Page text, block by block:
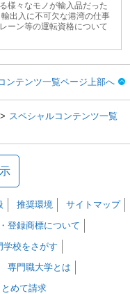
様々なモノが輸入品だった
出入に不可欠な港湾の仕事
ーン等の運転資格について
ンテンツ一覧ページ上部へ
スペシャルコンテンツ一覧
推奨環境
サイトマップ
登録商標について
学校をさがす
専門職大学とは
めて請求